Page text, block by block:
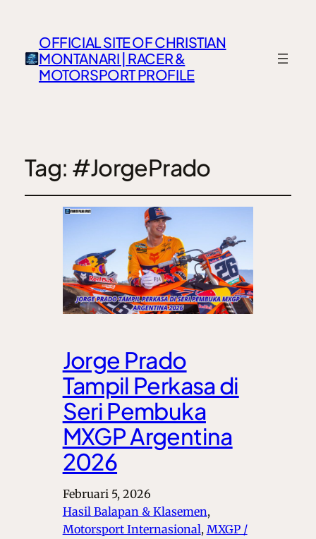
OFFICIAL SITE OF CHRISTIAN
MONTANARI | RACER &
MOTORSPORT PROFILE
Tag: #JorgePrado
Jorge Prado
Tampil Perkasa di
Seri Pembuka
MXGP Argentina
2026
Februari 5, 2026
Hasil Balapan & Klasemen ,
Motorsport Internasional, MXGP /